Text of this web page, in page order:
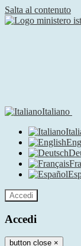
Salta al contenuto
Italiano
Accedi
Accedi
button close ×